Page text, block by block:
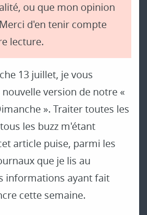
ou que mon opinion
d'en tenir compte
lecture.
13 juillet, je vous
version de notre «
». Traiter toutes les
les buzz m'étant
article puise, parmi les
que je lis au
informations ayant fait
cette semaine.